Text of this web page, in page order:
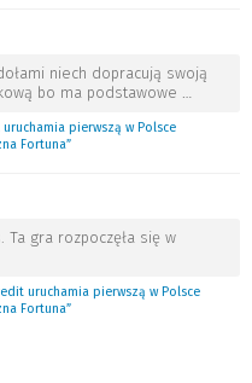
niech dopracują swoją
bo ma podstawowe …
pierwszą w Polsce
Fortuna”
gra rozpoczęła się w
uruchamia pierwszą w Polsce
Fortuna”